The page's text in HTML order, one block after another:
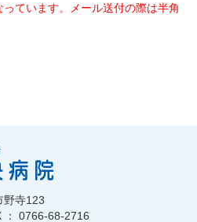
っています。メール送付の際は半角
野寺123
： 0766-68-2716